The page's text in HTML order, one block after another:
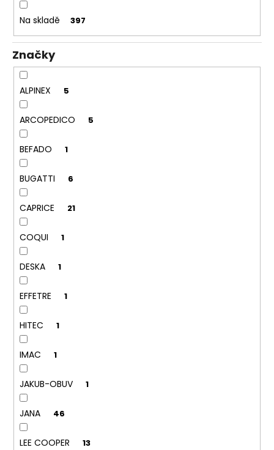
k
ů
Na skladě 397
Značky
ALPINEX 5
ARCOPEDICO 5
BEFADO 1
BUGATTI 6
CAPRICE 21
COQUI 1
DESKA 1
EFFETRE 1
HITEC 1
IMAC 1
JAKUB-OBUV 1
JANA 46
LEE COOPER 13
a
j
í
t
?
D
o
p
o
u
u
m
PÁNSKÉ
SANDÁLY
KEEN
NEWPORT
BISON
KOŽENÉ